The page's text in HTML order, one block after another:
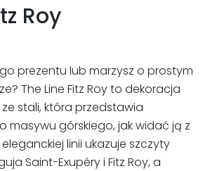
Roy
prezentu lub marzysz o prostym
The Line Fitz Roy to dekoracja
stali, która przedstawia
masywu górskiego, jak widać ją z
eleganckiej linii ukazuje szczyty
Saint-Exupéry i Fitz Roy, a